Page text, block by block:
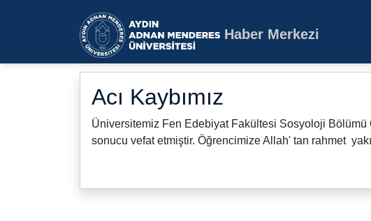
Aydın Adnan
Haber Merkezi
Acı Kaybımız
Üniversitemiz Fen Edebiyat Fakültesi Sosyoloji
sonucu vefat etmiştir. Öğrencimize Allah' tan rahmet